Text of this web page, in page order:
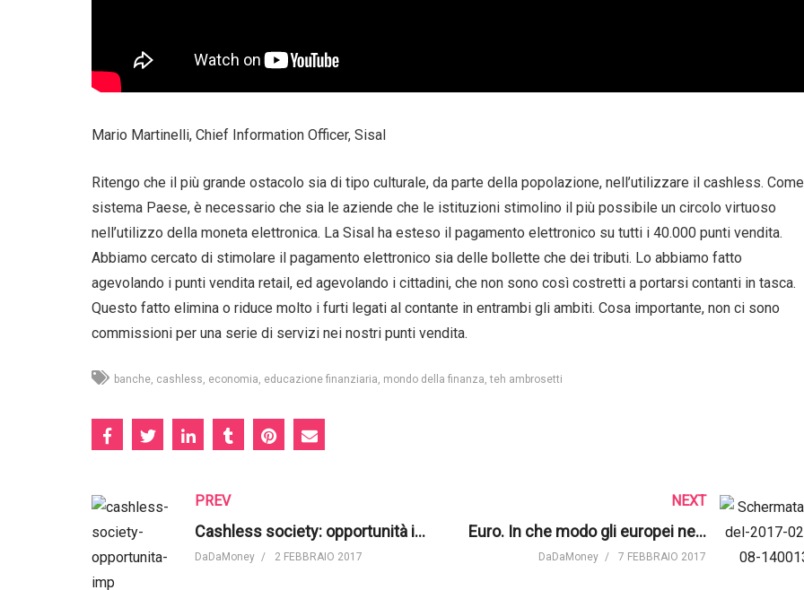
Mario Martinelli, Chief Information Officer, Sisal
Ritengo che il più grande ostacolo sia di tipo culturale, da parte della popolazione, nell’utilizzare il cashless. Come
sistema Paese, è necessario che sia le aziende che le istituzioni stimolino il più possibile un circolo virtuoso
nell’utilizzo della moneta elettronica. La Sisal ha esteso il pagamento elettronico su tutti i 40.000 punti vendita.
Abbiamo cercato di stimolare il pagamento elettronico sia delle bollette che dei tributi. Lo abbiamo fatto
agevolando i punti vendita retail, ed agevolando i cittadini, che non sono così costretti a portarsi contanti in tasca.
Questo fatto elimina o riduce molto i furti legati al contante in entrambi gli ambiti. Cosa importante, non ci sono
commissioni per una serie di servizi nei nostri punti vendita.
banche cashless economia educazione finanziaria mondo della finanza teh ambrosetti
PREV
Cashless society: opportunità importante per creare valore
DaDaMoney 2 FEBBRAIO 2017
NEXT
Euro. In che modo gli europei ne hanno beneficiato?
DaDaMoney 7 FEBBRAIO 2017